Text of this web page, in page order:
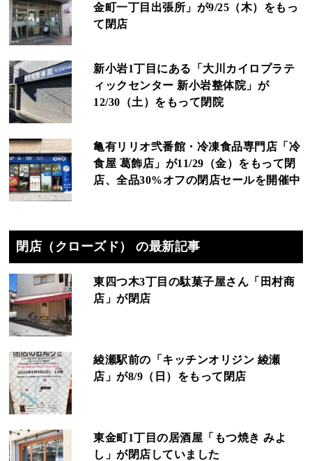
金町一丁目出張所」が9/25（木）をもっ
て閉店
新小岩1丁目にある「大川カイロプラテ
ィックセンター 新小岩整体院」が
12/30（土）をもって閉院
亀有リリオ弐番館・冷凍食品専門店「冷
食屋 葛飾店」が11/29（金）をもって閉
店、全品30%オフの閉店セールを開催中
閉店（クローズド） の最新記事
東四つ木3丁目の駄菓子屋さん「田村商
店」が閉店
綾瀬駅前の「キッチンオリジン 綾瀬
店」が8/9（日）をもって閉店
東金町1丁目の居酒屋「もつ焼き みよ
し」が閉店していました